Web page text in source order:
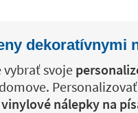
dekoratívnymi
vybrať svoje
nálepky na